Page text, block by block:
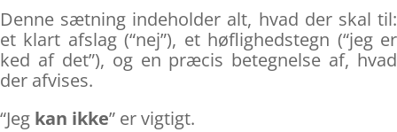
Denne sætning indeholder alt, hvad der skal til:
et klart afslag (“nej”), et høflighedstegn (“jeg er
ked af det”), og en præcis betegnelse af, hvad
der afvises.
“Jeg kan ikke” er vigtigt.